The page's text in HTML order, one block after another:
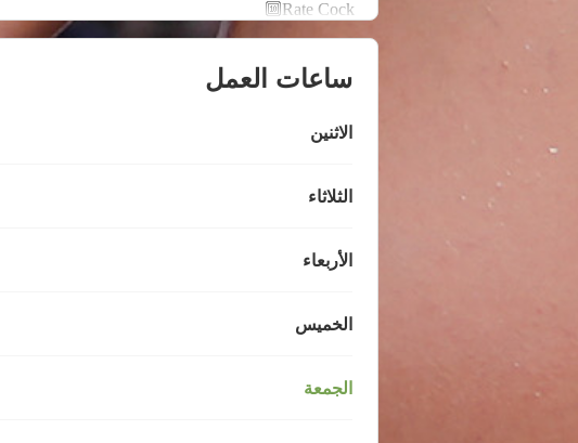
Rate Cock🔟
ساعات العمل
الاثنين
الثلاثاء
الأربعاء
الخميس
الجمعة